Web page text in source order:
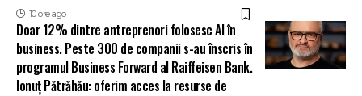
10 ore ago
Doar 12% dintre antreprenori folosesc AI în
business. Peste 300 de companii s-au înscris în
programul Business Forward al Raiffeisen Bank.
Ionuț Pătrăhău: oferim acces la resurse de